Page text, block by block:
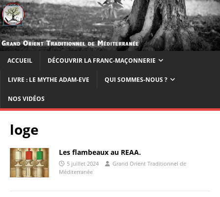
ACCUEIL DÉCOUVRIR LA FRANC-MAÇONNERIE
LIVRE : LE MYTHE ADAM-EVE QUI SOMMES-NOUS ?
NOS VIDÉOS
loge
Les flambeaux au REAA.
5 juillet 2024
Grand Orient Traditionnel de
Méditerranée